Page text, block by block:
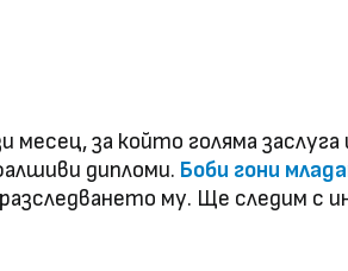
за който голяма заслуга
дипломи. Боби гони
му. Ще следим с